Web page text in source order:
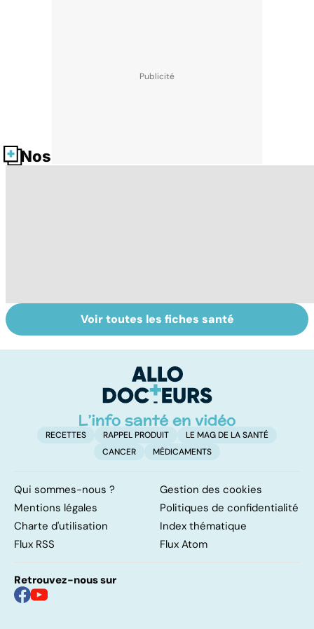
Nos fiches santé
Violences
sexuelles :
Vivre après un
cancer
Voir toutes les fiches santé
RECETTES RAPPEL PRODUIT
LE MAG DE LA SANTÉ
CANCER
MÉDICAMENTS
Qui sommes-nous ?
Gestion des cookies
Mentions légales
Politiques de confidentialité
Charte d'utilisation
Index thématique
Flux RSS
Flux Atom
Retrouvez-nous sur